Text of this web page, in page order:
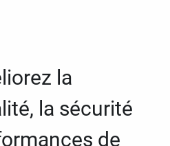
la
la sécurité
de